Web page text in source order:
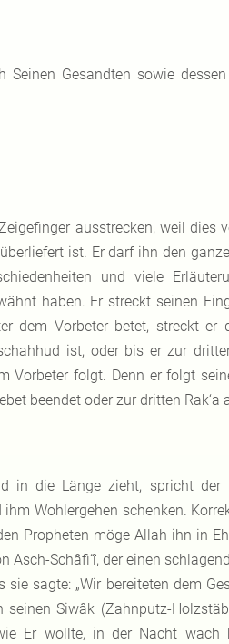
Gesandten sowie
ausstrecken, weil dies
ist. Er darf ihn den
und viele
haben. Er streckt seinen
dem Vorbeter betet, streckt er
ist, oder bis er zur
Vorbeter folgt. Denn er folgt
beendet oder zur dritten Rak‘a
in die Länge zieht, spricht der
Wohlergehen schenken.
Propheten möge Allah ihn in
Asch-Schâfi‘î, der einen
sagte: „Wir bereiteten dem
seinen Siwâk (Zahnputz-
Er wollte, in der Nacht wach